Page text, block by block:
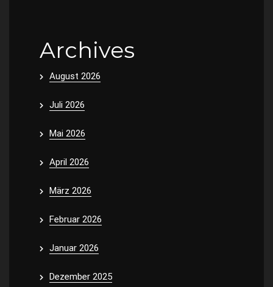
Archives
August 2026
Juli 2026
Mai 2026
April 2026
März 2026
Februar 2026
Januar 2026
Dezember 2025